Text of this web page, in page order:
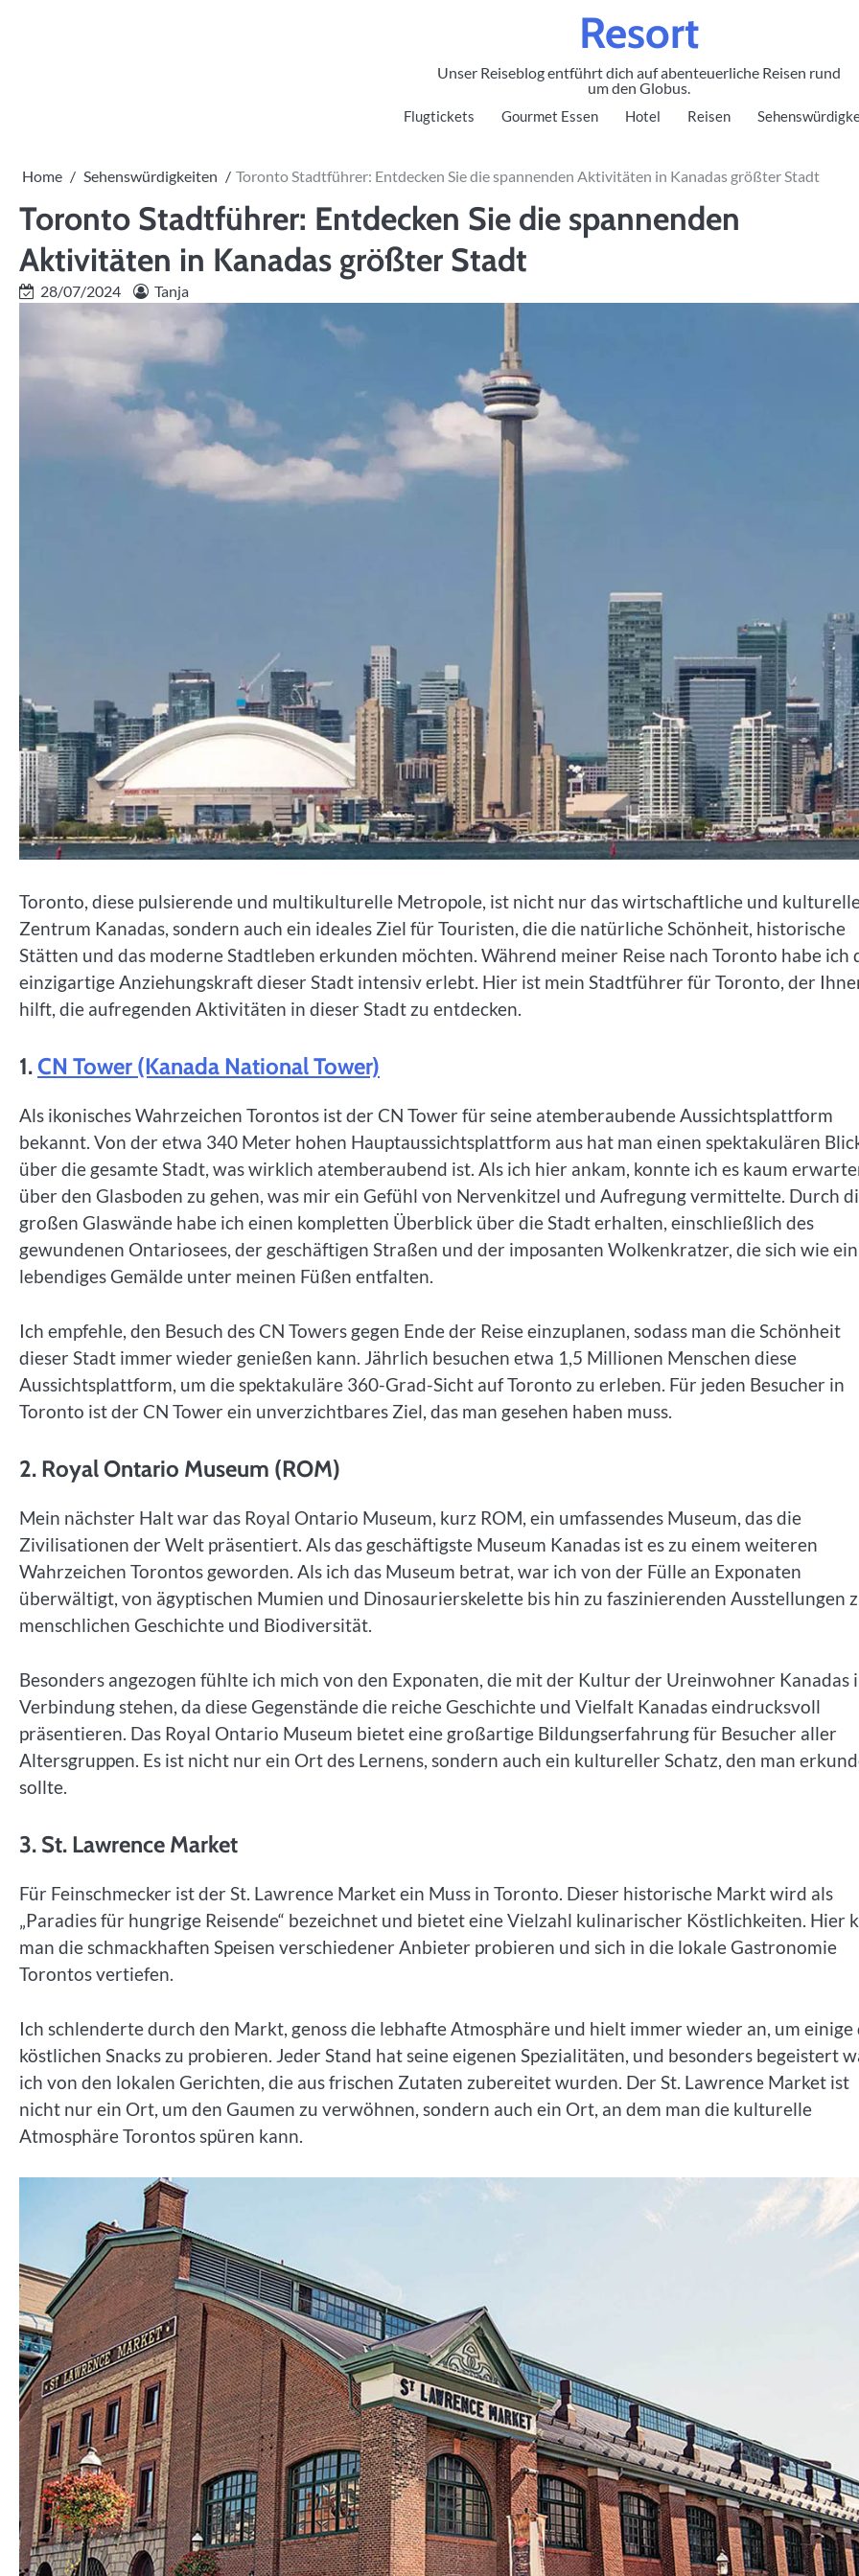
Resort
Unser Reiseblog entführt dich auf abenteuerliche Reisen rund
um den Globus.
Flugtickets Gourmet Essen Hotel Reisen
Home Sehenswürdigkeiten Toronto Stadtführer: Entdecken Sie die spannenden Aktivitäten in Kanadas größter Stadt
Toronto Stadtführer: Entdecken Sie die spannenden
Aktivitäten in Kanadas größter Stadt
28/07/2024 Tanja
Toronto, diese pulsierende und multikulturelle Metropole, ist nicht nur das wirtschaftliche und
Zentrum Kanadas, sondern auch ein ideales Ziel für Touristen, die die natürliche Schönheit, historische
Stätten und das moderne Stadtleben erkunden möchten. Während meiner Reise nach Toronto habe ich
einzigartige Anziehungskraft dieser Stadt intensiv erlebt. Hier ist mein Stadtführer für Toronto, der
hilft, die aufregenden Aktivitäten in dieser Stadt zu entdecken.
1.CN Tower (Kanada National Tower)
Als ikonisches Wahrzeichen Torontos ist der CN Tower für seine atemberaubende Aussichtsplattform
bekannt. Von der etwa 340 Meter hohen Hauptaussichtsplattform aus hat man einen spektakulären
über die gesamte Stadt, was wirklich atemberaubend ist. Als ich hier ankam, konnte ich es kaum
über den Glasboden zu gehen, was mir ein Gefühl von Nervenkitzel und Aufregung vermittelte. Durch
großen Glaswände habe ich einen kompletten Überblick über die Stadt erhalten, einschließlich des
gewundenen Ontariosees, der geschäftigen Straßen und der imposanten Wolkenkratzer, die sich wie ein
lebendiges Gemälde unter meinen Füßen entfalten.
Ich empfehle, den Besuch des CN Towers gegen Ende der Reise einzuplanen, sodass man die Schönheit
dieser Stadt immer wieder genießen kann. Jährlich besuchen etwa 1,5 Millionen Menschen diese
Aussichtsplattform, um die spektakuläre 360-Grad-Sicht auf Toronto zu erleben. Für jeden Besucher in
Toronto ist der CN Tower ein unverzichtbares Ziel, das man gesehen haben muss.
2. Royal Ontario Museum (ROM)
Mein nächster Halt war das Royal Ontario Museum, kurz ROM, ein umfassendes Museum, das die
Zivilisationen der Welt präsentiert. Als das geschäftigste Museum Kanadas ist es zu einem weiteren
Wahrzeichen Torontos geworden. Als ich das Museum betrat, war ich von der Fülle an Exponaten
überwältigt, von ägyptischen Mumien und Dinosaurierskelette bis hin zu faszinierenden Ausstellungen
menschlichen Geschichte und Biodiversität.
Besonders angezogen fühlte ich mich von den Exponaten, die mit der Kultur der Ureinwohner Kanadas
Verbindung stehen, da diese Gegenstände die reiche Geschichte und Vielfalt Kanadas eindrucksvoll
präsentieren. Das Royal Ontario Museum bietet eine großartige Bildungserfahrung für Besucher aller
Altersgruppen. Es ist nicht nur ein Ort des Lernens, sondern auch ein kultureller Schatz, den man
sollte.
3. St. Lawrence Market
Für Feinschmecker ist der St. Lawrence Market ein Muss in Toronto. Dieser historische Markt wird als
„Paradies für hungrige Reisende“ bezeichnet und bietet eine Vielzahl kulinarischer Köstlichkeiten. Hier
man die schmackhaften Speisen verschiedener Anbieter probieren und sich in die lokale Gastronomie
Torontos vertiefen.
Ich schlenderte durch den Markt, genoss die lebhafte Atmosphäre und hielt immer wieder an, um einige
köstlichen Snacks zu probieren. Jeder Stand hat seine eigenen Spezialitäten, und besonders begeistert
ich von den lokalen Gerichten, die aus frischen Zutaten zubereitet wurden. Der St. Lawrence Market ist
nicht nur ein Ort, um den Gaumen zu verwöhnen, sondern auch ein Ort, an dem man die kulturelle
Atmosphäre Torontos spüren kann.